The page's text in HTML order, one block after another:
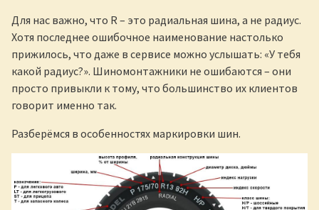
Для нас важно, что R – это радиальная шина, а не радиус.
Хотя последнее ошибочное наименование настолько
прижилось, что даже в сервисе можно услышать: «У тебя
какой радиус?». Шиномонтажники не ошибаются – они
просто привыкли к тому, что большинство их клиентов
говорит именно так.
Разберёмся в особенностях маркировки шин.